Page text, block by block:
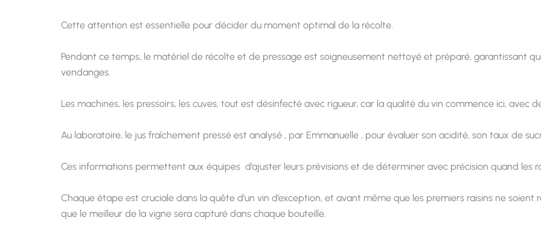
Cette attention est essentielle pour décider du moment optimal de la récolte.
Pendant ce temps, le matériel de récolte et de pressage est soigneusement nettoyé et préparé, garantissant
vendanges.
Les machines, les pressoirs, les cuves, tout est désinfecté avec rigueur, car la qualité du vin commence ici, avec
Au laboratoire, le jus fraîchement pressé est analysé , par Emmanuelle , pour évaluer son acidité, son taux de
Ces informations permettent aux équipes d’ajuster leurs prévisions et de déterminer avec précision quand les
Chaque étape est cruciale dans la quête d’un vin d’exception, et avant même que les premiers raisins ne
que le meilleur de la vigne sera capturé dans chaque bouteille.